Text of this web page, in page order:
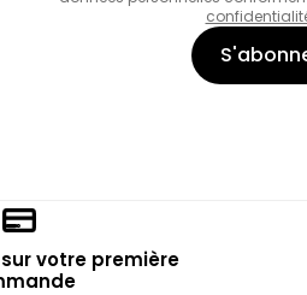
votre première